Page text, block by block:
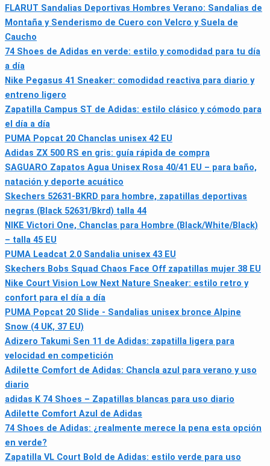
FLARUT Sandalias Deportivas Hombres Verano: Sandalias de
Montaña y Senderismo de Cuero con Velcro y Suela de
Caucho
74 Shoes de Adidas en verde: estilo y comodidad para tu día
a día
Nike Pegasus 41 Sneaker: comodidad reactiva para diario y
entreno ligero
Zapatilla Campus ST de Adidas: estilo clásico y cómodo para
el día a día
PUMA Popcat 20 Chanclas unisex 42 EU
Adidas ZX 500 RS en gris: guía rápida de compra
SAGUARO Zapatos Agua Unisex Rosa 40/41 EU – para baño,
natación y deporte acuático
Skechers 52631-BKRD para hombre, zapatillas deportivas
negras (Black 52631/Bkrd) talla 44
NIKE Victori One, Chanclas para Hombre (Black/White/Black)
– talla 45 EU
PUMA Leadcat 2.0 Sandalia unisex 43 EU
Skechers Bobs Squad Chaos Face Off zapatillas mujer 38 EU
Nike Court Vision Low Next Nature Sneaker: estilo retro y
confort para el día a día
PUMA Popcat 20 Slide - Sandalias unisex bronce Alpine
Snow (4 UK, 37 EU)
Adizero Takumi Sen 11 de Adidas: zapatilla ligera para
velocidad en competición
Adilette Comfort de Adidas: Chancla azul para verano y uso
diario
adidas K 74 Shoes – Zapatillas blancas para uso diario
Adilette Comfort Azul de Adidas
74 Shoes de Adidas: ¿realmente merece la pena esta opción
en verde?
Zapatilla VL Court Bold de Adidas: estilo verde para uso